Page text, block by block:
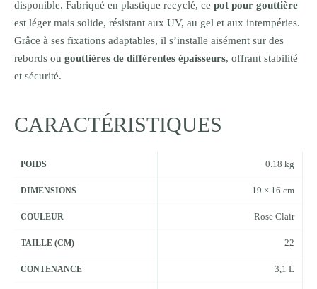
disponible. Fabriqué en plastique recyclé, ce pot pour gouttière
est léger mais solide, résistant aux UV, au gel et aux intempéries.
Grâce à ses fixations adaptables, il s’installe aisément sur des
rebords ou gouttières de différentes épaisseurs, offrant stabilité
et sécurité.
CARACTÉRISTIQUES
POIDS 0.18 kg
DIMENSIONS 19 × 16 cm
COULEUR Rose Clair
TAILLE (CM) 22
CONTENANCE 3,1 L